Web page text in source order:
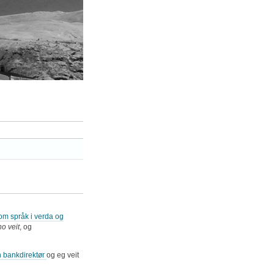
språk i verda og
veit, og
bankdirektør og eg veit